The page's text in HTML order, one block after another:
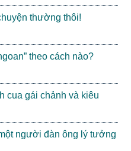
thường thôi!
theo cách nào?
cua gái chảnh và kiêu
người đàn ông lý tưởng